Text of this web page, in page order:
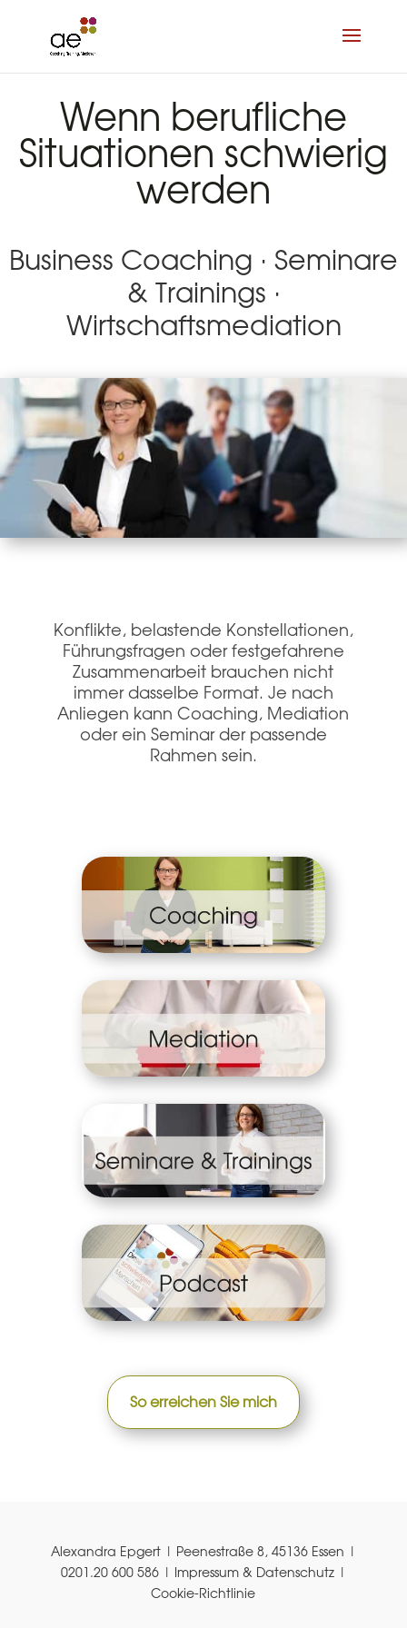
Wenn berufliche
Situationen schwierig
werden
Business Coaching · Seminare
& Trainings ·
Wirtschaftsmediation
Konflikte, belastende Konstellationen,
Führungsfragen oder festgefahrene
Zusammenarbeit brauchen nicht
immer dasselbe Format. Je nach
Anliegen kann Coaching, Mediation
oder ein Seminar der passende
Rahmen sein.
So erreichen Sie mich
Alexandra Epgert | Peenestraße 8, 45136 Essen |
0201.20 600 586 | Impressum & Datenschutz|
Cookie-Richtlinie